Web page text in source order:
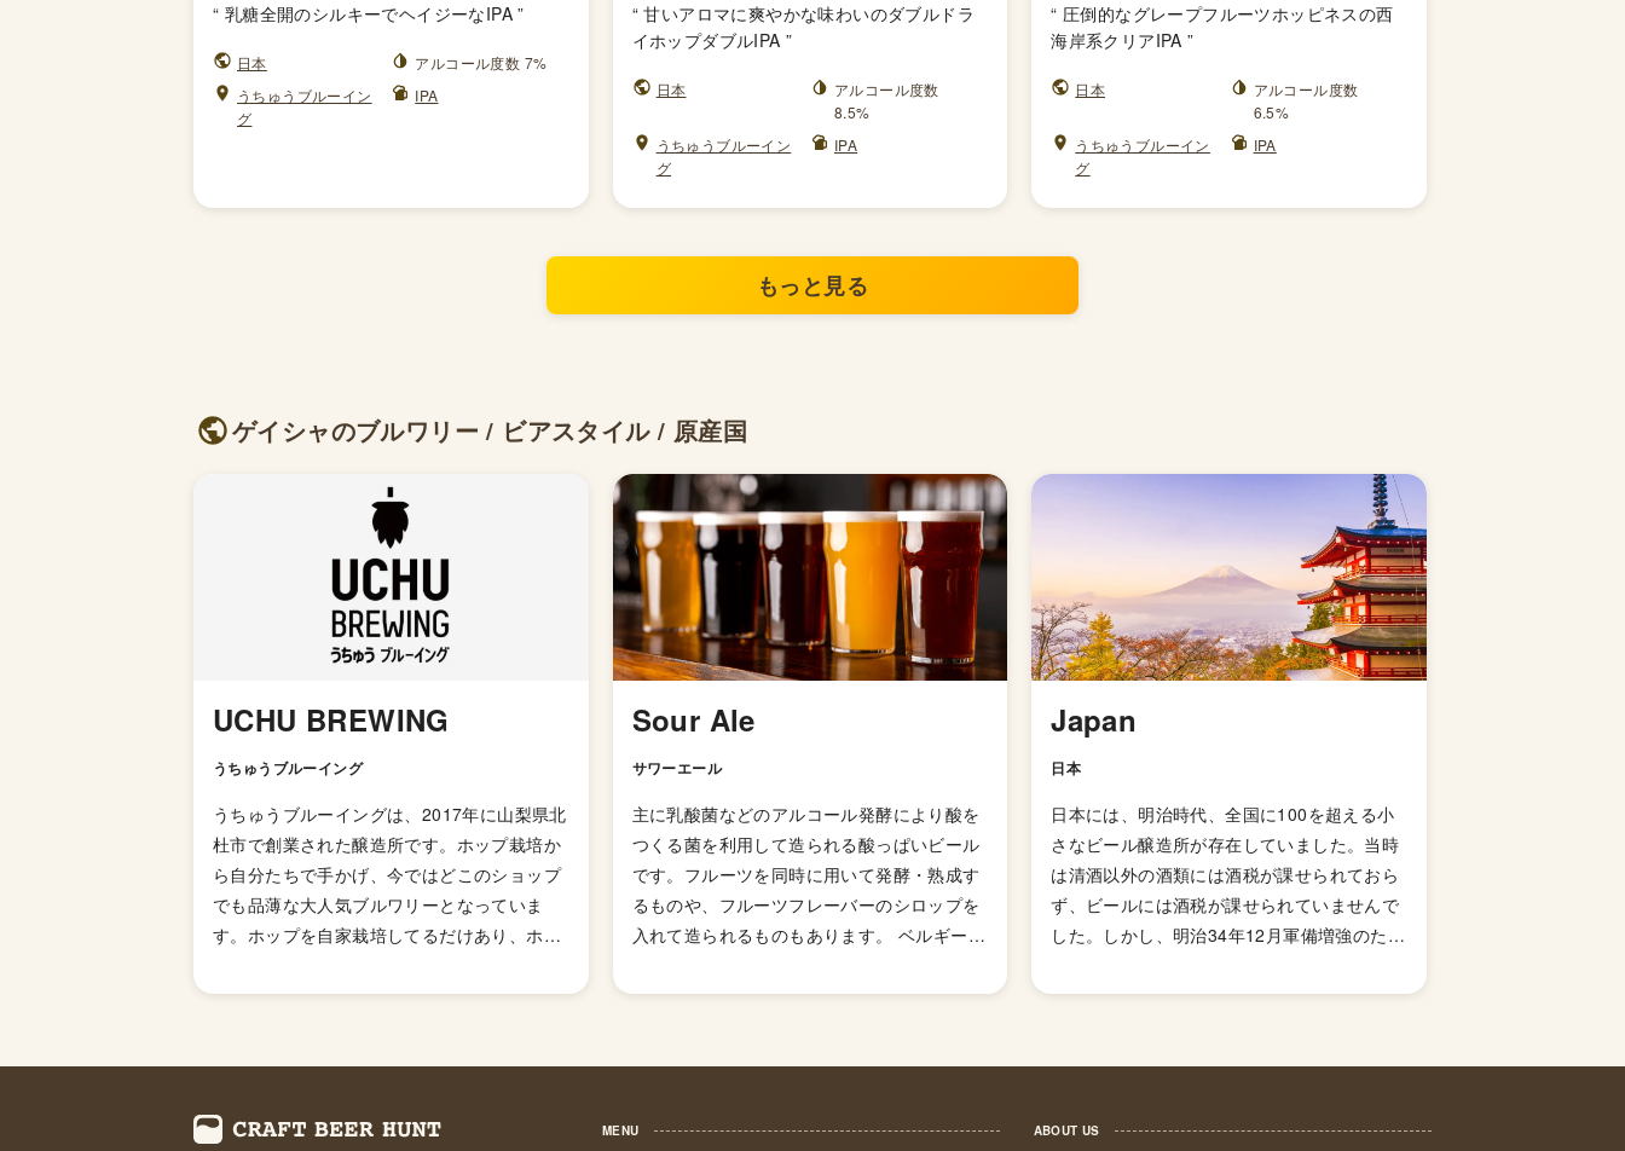
“ 乳糖全開のシルキーでヘイジーなIPA ”
日本
アルコール度数 7%
うちゅうブルーイン
グ
IPA
“甘いアロマに爽やかな味わいのダブルドラ
イホップダブルIPA ”
日本
アルコール度数
8.5%
うちゅうブルーイン
グ
IPA
“ 圧倒的なグレープフルーツホッピネスの西
海岸系クリアIPA ”
日本
アルコール度数
6.5%
うちゅうブルーイン
グ
IPA
もっと見る
ゲイシャのブルワリー / ビアスタイル / 原産国
UCHU BREWING
うちゅうブルーイング
うちゅうブルーイングは、2017年に山梨県北
杜市で創業された醸造所です。ホップ栽培か
ら自分たちで手かげ、今ではどこのショップ
でも品薄な大人気ブルワリーとなっていま
す。ホップを自家栽培してるだけあり、ホッ
多く造っています。 ブルワリーにしては珍し
宙」というネーミングは森羅万象に宇宙を感
Sour Ale
サワーエール
主に乳酸菌などのアルコール発酵により酸を
つくる菌を利用して造られる酸っぱいビール
です。フルーツを同時に用いて発酵・熟成す
るものや、フルーツフレーバーのシロップを
入れて造られるものもあります。 ベルギーの
すが、ランビック自体はスタイルではなく一
Japan
日本
日本には、明治時代、全国に100を超える小
さなビール醸造所が存在していました。当時
は清酒以外の酒類には酒税が課せられておら
ず、ビールには酒税が課せられていませんで
した。しかし、明治34年12月軍備増強のため
れることになり、資金力の弱い小さなビール
MENU ABOUT US